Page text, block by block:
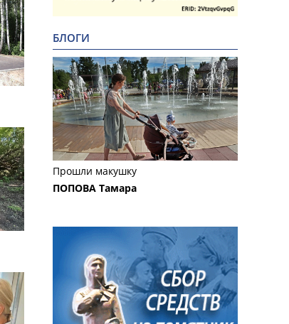
БЛОГИ
Прошли макушку
ПОПОВА Тамара